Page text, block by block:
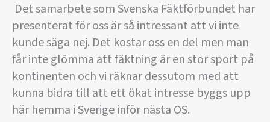
 Det samarbete som Svenska Fäktförbundet har
presenterat för oss är så intressant att vi inte
kunde säga nej. Det kostar oss en del men man
får inte glömma att fäktning är en stor sport på
kontinenten och vi räknar dessutom med att
kunna bidra till att ett ökat intresse byggs upp
här hemma i Sverige inför nästa OS.